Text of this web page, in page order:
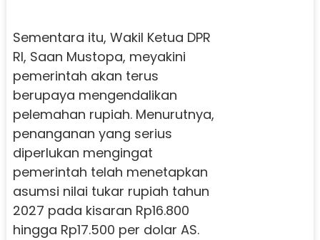
Sementara itu, Wakil Ketua DPR
RI, Saan Mustopa, meyakini
pemerintah akan terus
berupaya mengendalikan
pelemahan rupiah. Menurutnya,
penanganan yang serius
diperlukan mengingat
pemerintah telah menetapkan
asumsi nilai tukar rupiah tahun
2027 pada kisaran Rp16.800
hingga Rp17.500 per dolar AS.